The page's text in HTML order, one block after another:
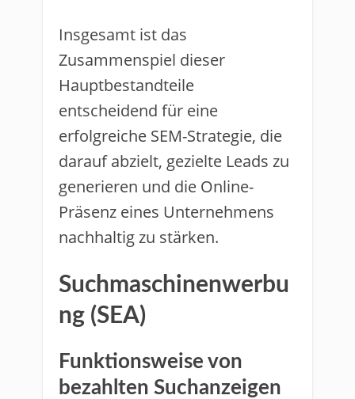
Insgesamt ist das
Zusammenspiel dieser
Hauptbestandteile
entscheidend für eine
erfolgreiche SEM-Strategie, die
darauf abzielt, gezielte Leads zu
generieren und die Online-
Präsenz eines Unternehmens
nachhaltig zu stärken.
Suchmaschinenwerbu
ng (SEA)
Funktionsweise von
bezahlten Suchanzeigen